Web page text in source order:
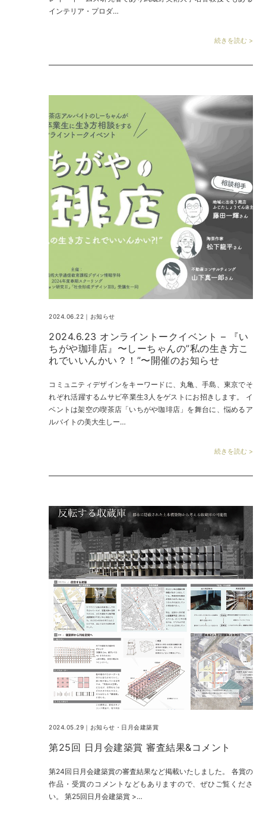
インテリア・プロダ…
続きを読む >
2024.06.22｜ お知らせ
2024.6.23 オンライントークイベント – 『い
ちがや珈琲店』〜しーちゃんの”私の生き方こ
れでいいんかい？！”〜開催のお知らせ
コミュニティデザインをキーワードに、丸亀、手島、東京でそ
れぞれ活躍するムサビ卒業生3人をゲストにお招きします。 イ
ベントは架空の喫茶店「いちがや珈琲店」を舞台に、悩めるア
ルバイトの美大生しー…
続きを読む >
2024.05.29｜ お知らせ ・ 日月会建築賞
第25回 日月会建築賞 審査結果&コメント
第24回日月会建築賞の審査結果など掲載いたしました。 各賞の
作品・受賞のコメントなどもありますので、ぜひご覧くださ
い。 第25回日月会建築賞 >…